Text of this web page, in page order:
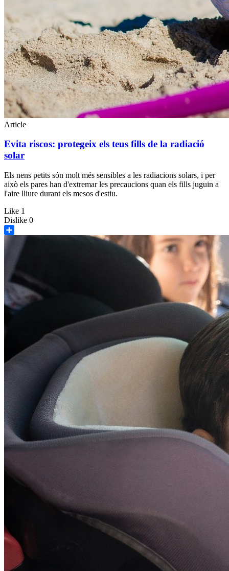
Article
Evita riscos: protegeix els teus fills de la radiació
solar
Els nens petits són molt més sensibles a les radiacions solars, i per
això els pares han d'extremar les precaucions quan els fills juguin a
l'aire lliure durant els mesos d'estiu.
Like 1
Dislike 0
Share